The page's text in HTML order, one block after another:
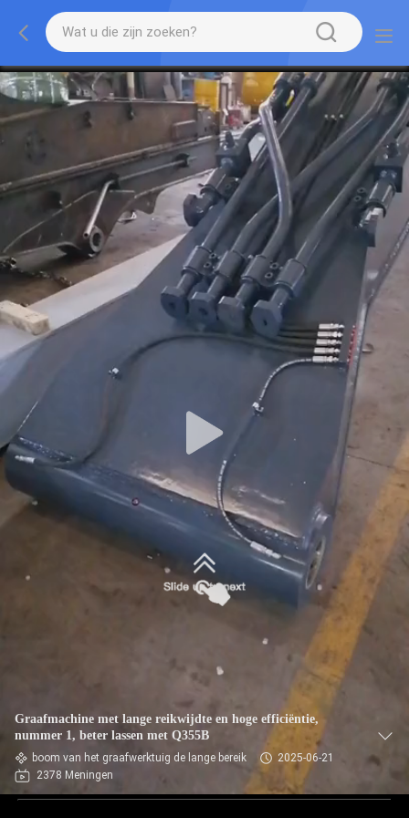
Graafmachine met lange reikwijdte en hoge efficiëntie,
nummer 1, beter lassen met Q355B
boom van het graafwerktuig de lange bereik
2025-06-21
2378 Meningen